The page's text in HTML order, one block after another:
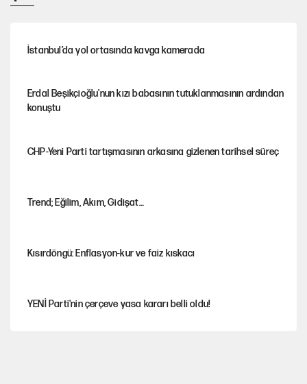
İstanbul’da yol ortasında kavga kamerada
Erdal Beşikçioğlu'nun kızı babasının tutuklanmasının ardından
konuştu
CHP-Yeni Parti tartışmasının arkasına gizlenen tarihsel süreç
Trend; Eğilim, Akım, Gidişat…
Kısırdöngü: Enflasyon-kur ve faiz kıskacı
YENİ Parti'nin çerçeve yasa kararı belli oldu!